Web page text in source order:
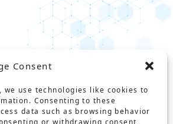
Consent
use technologies like cookies to
Consenting to these
data such as browsing behavior
or withdrawing consent,